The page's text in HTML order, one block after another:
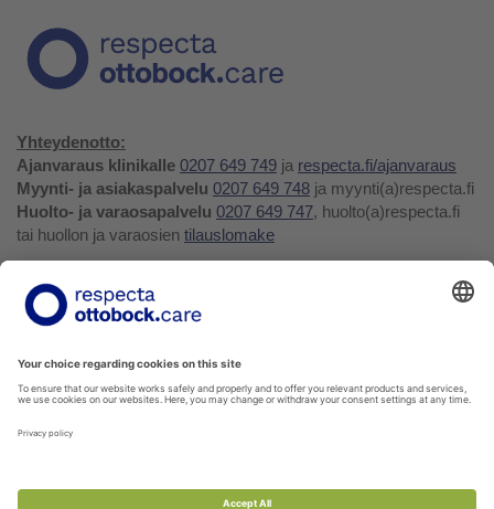
Yhteydenotto:
Ajanvaraus klinikalle 0207 649 749 ja respecta.fi/ajanvaraus
Myynti- ja asiakaspalvelu 0207 649 748 ja myynti(a)respecta.fi
Huolto- ja varaosapalvelu 0207 649 747, huolto(a)respecta.fi
tai huollon ja varaosien tilauslomake
Facebook
Youtube
Tietosuojakäytäntö
Privacy Policy
Soittohinnat oman operaattorin matkapuhelin- tai
paikallispuhelumaksun mukaisesti.
Voit tilata kaikkia verkkokuvaston tuotteita myyntipalvelustamme!